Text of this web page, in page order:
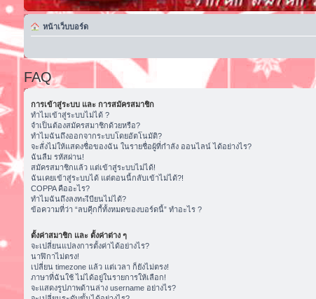
หน้าเว็บบอร์ด
FAQ
การเข้าสู่ระบบ และ การสมัครสมาชิก
ทำไมเข้าสู่ระบบไม่ได้ ?
จำเป็นต้องสมัครสมาชิกด้วยหรือ?
ทำไมฉันถึงออกจากระบบโดยอัตโนมัติ?
จะสั่งไม่ให้แสดงชื่อของฉัน ในรายชื่อผู้ที่กำลัง ออนไลน์ ได้อย่างไร?
ฉันลืม รหัสผ่าน!
สมัครสมาชิกแล้ว แต่เข้าสู่ระบบไม่ได้!
ฉันเคยเข้าสู่ระบบได้ แต่ตอนนี้กลับเข้าไม่ได้?!
COPPA คืออะไร?
ทำไมฉันถึงลงทะเีบียนไม่ได้?
ข้อความที่ว่า “ลบคุีกกี้ทั้งหมดของบอร์ดนี้” ทำอะไร ?
ตั้งค่าสมาชิก และ ตั้งค่าต่าง ๆ
จะเปลี่ยนแปลงการตั้งค่าได้อย่างไร?
นาฬิกาไม่ตรง!
เปลี่ยน timezone แล้ว แต่เวลา ก็ยังไม่ตรง!
ภาษาที่ฉันใช้ ไม่ได้อยู่ในรายการให้เลือก!
จะแสดงรูปภาพด้านล่าง username อย่างไร?